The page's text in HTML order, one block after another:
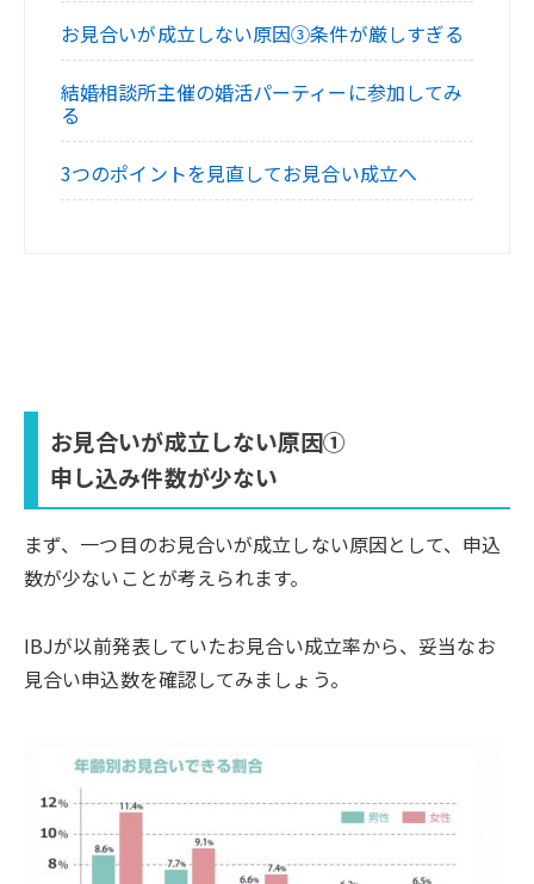
お見合いが成立しない原因③条件が厳しすぎる
結婚相談所主催の婚活パーティーに参加してみ
る
3つのポイントを見直してお見合い成立へ
お見合いが成立しない原因①
申し込み件数が少ない
まず、一つ目のお見合いが成立しない原因として、申込
数が少ないことが考えられます。
IBJが以前発表していたお見合い成立率から、妥当なお
見合い申込数を確認してみましょう。